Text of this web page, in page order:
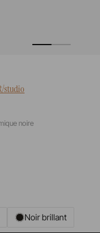
studio
noire
Noir brillant